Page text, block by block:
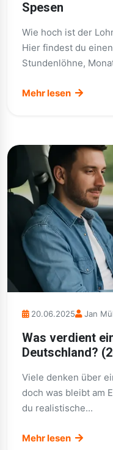
Spesen
Wie hoch ist der
Hier findest du
Stundenlöhne,
Mehr lesen
20.06.2025 Jan
Was verdient
Deutschland?
Viele denken über
doch was bleibt am
du realistische...
Mehr lesen